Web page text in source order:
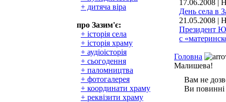
+ дитяча віра
про Зазим'є:
+ історія села
+ історія храму
+ аудіоісторія
+ сьогодення
+ паломництва
+ фотогалерея
+ координати храму
+ реквізити храму
17.06.2008 |
День села в
21.05.2008 |
Президент
с
Головна
Малишева!
Вам не
Ви повинні